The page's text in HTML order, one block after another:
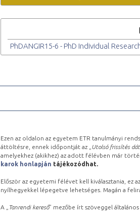
PhDANGIR15-6 - PhD Individual
Ezen az oldalon az egyetem ETR tanulmányi
áttöltésre, ennek időpontját az „ Utolsó frissítés
amelyekhez (akikhez) az adott félévben már
karok honlapján tájékozódhat.
Először az egyetemi félévet kell kiválasztania, ez
nyílhegyekkel lépegetve lehetséges. Magán a
A „ Tanrendi kereső” mezőbe írt szöveggel